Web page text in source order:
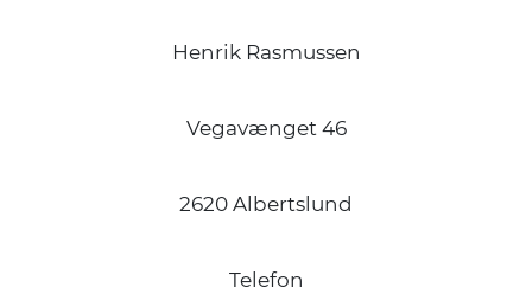
Henrik Rasmussen
Vegavænget 46
2620 Albertslund
Telefon